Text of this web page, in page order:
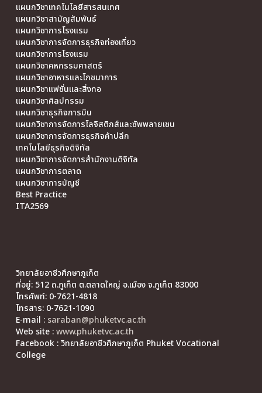
แผนกวิชาเทคโนโลยีสารสนเทศ
แผนกวิชาสามัญสัมพันธ์
แผนกวิชาการโรงแรม
แผนกวิชาการจัดการธุรกิจท่องเที่ยว
แผนกวิชาการโรงแรม
แผนกวิชาคหกรรมศาสตร์
แผนกวิชาอาหารและโภชนาการ
แผนกวิชาแฟชั่นและสิ่งทอ
แผนกวิชาศิลปกรรม
แผนกวิชาธุรกิจการบิน
แผนกวิชาการจัดการโลจิสติกส์และซัพพลายเชน
แผนกวิชาการจัดการธุรกิจค้าปลีก
เทคโนโลยีธุรกิจดิจิทัล
แผนกวิชาการจัดการสำนักงานดิจิทัล
แผนกวิชาการตลาด
แผนกวิชาการบัญชี
Best Practice
ITA2569
วิทยาลัยอาชีวศึกษาภูเก็ต
ที่อยู่: 512 ถ.ภูเก็ต ต.ตลาดใหญ่ อ.เมือง จ.ภูเก็ต 83000
โทรศัพท์: 0-7621-4818
โทรสาร: 0-7621-1090
E-mail : saraban@phuketvc.ac.th
Web site :www.phuketvc.ac.th
Facebook : วิทยาลัยอาชีวศึกษาภูเก็ต Phuket Vocational
College